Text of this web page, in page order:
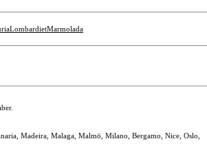
LombardietMarmolada
Madeira, Malaga, Malmö, Milano, Bergamo, Nice, Oslo,